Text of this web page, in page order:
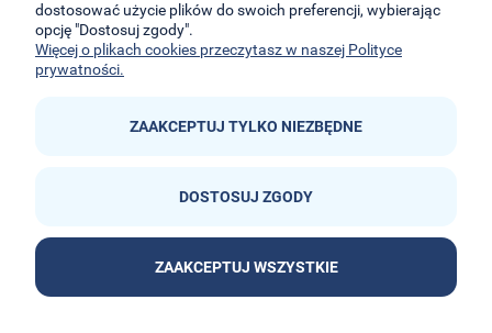
+48 666-414-390
+48 666-414-383
dostosować użycie plików do swoich preferencji, wybierając
opcję "Dostosuj zgody".
Więcej o plikach cookies przeczytasz w naszej Polityce
prywatności.
ZAAKCEPTUJ TYLKO NIEZBĘDNE
DOSTOSUJ ZGODY
ZAAKCEPTUJ WSZYSTKIE